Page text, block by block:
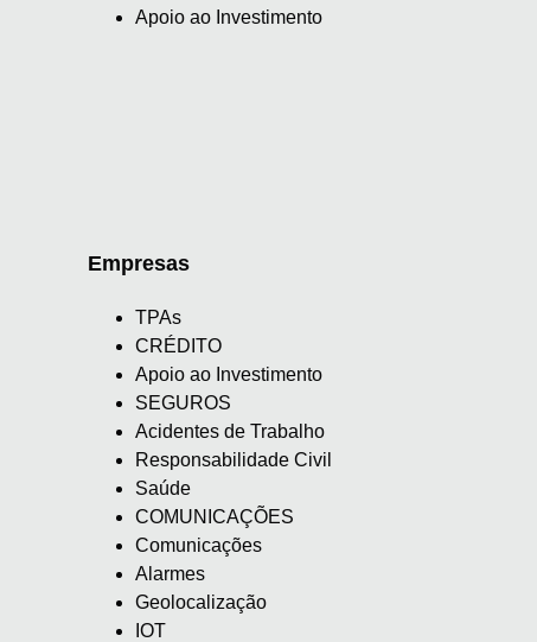
Apoio ao Investimento
Empresas
TPAs
CRÉDITO
Apoio ao Investimento
SEGUROS
Acidentes de Trabalho
Responsabilidade Civil
Saúde
COMUNICAÇÕES
Comunicações
Alarmes
Geolocalização
IOT